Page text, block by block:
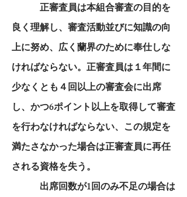
正審査員は本組合審査の目的を
良く理解し、審査活動並びに知識の向
上に努め、広く蘭界のために奉仕しな
ければならない。正審査員は１年間に
少なくとも４回以上の審査会に出席
し、かつ6ポイント以上を取得して審査
を行わなければならない、この規定を
満たさなかった場合は正審査員に再任
される資格を失う。
出席回数が1回のみ不足の場合は